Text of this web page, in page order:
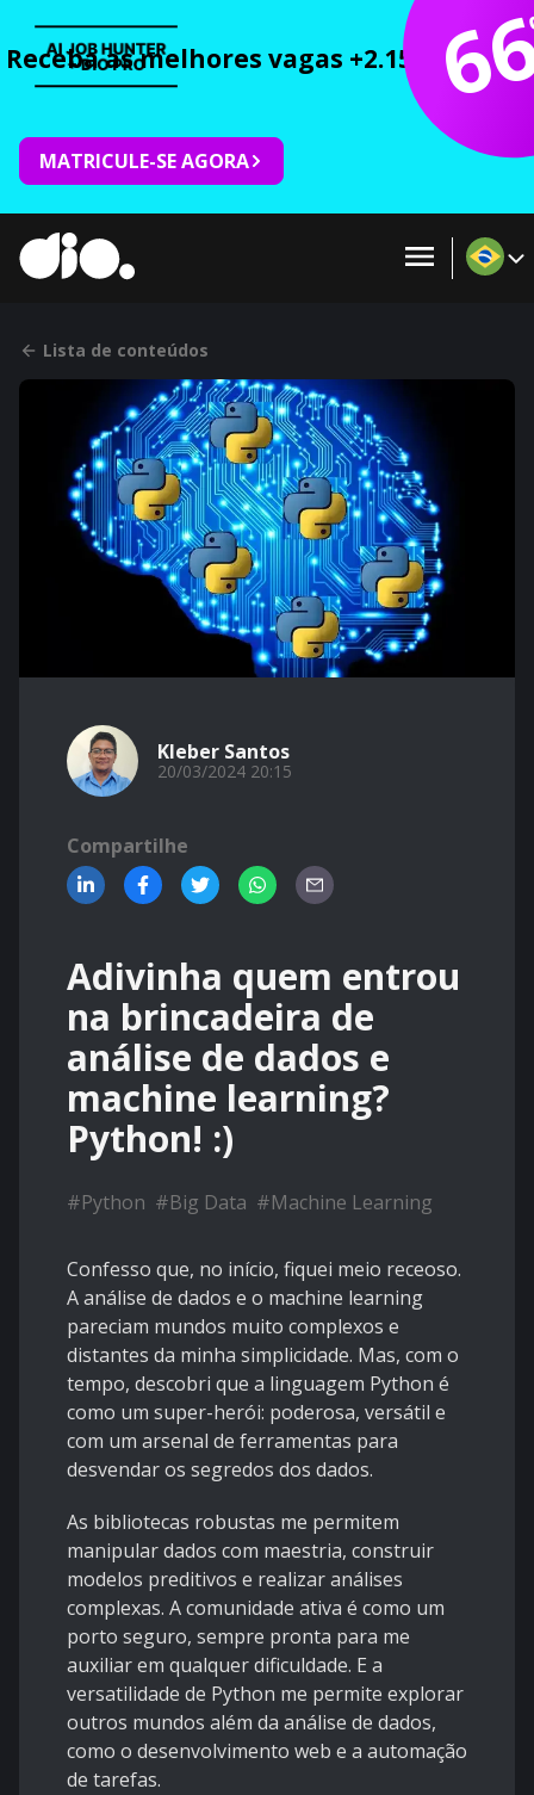
Receba as melhores vagas +2.150 cursos
MATRICULE-SE AGORA
Lista de conteúdos
Kleber Santos
20/03/2024 20:15
Compartilhe
Adivinha quem entrou
na brincadeira de
análise de dados e
machine learning?
Python! :)
#Python #Big Data #Machine Learning
Confesso que, no início, fiquei meio receoso.
A análise de dados e o machine learning
pareciam mundos muito complexos e
distantes da minha simplicidade. Mas, com o
tempo, descobri que a linguagem Python é
como um super-herói: poderosa, versátil e
com um arsenal de ferramentas para
desvendar os segredos dos dados.
As bibliotecas robustas me permitem
manipular dados com maestria, construir
modelos preditivos e realizar análises
complexas. A comunidade ativa é como um
porto seguro, sempre pronta para me
auxiliar em qualquer dificuldade. E a
versatilidade de Python me permite explorar
outros mundos além da análise de dados,
como o desenvolvimento web e a automação
de tarefas.